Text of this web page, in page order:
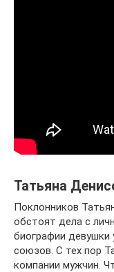
Татьяна
Поклонников
обстоят дела с
биографии девушки
союзов. С тех пор
компании мужчин.